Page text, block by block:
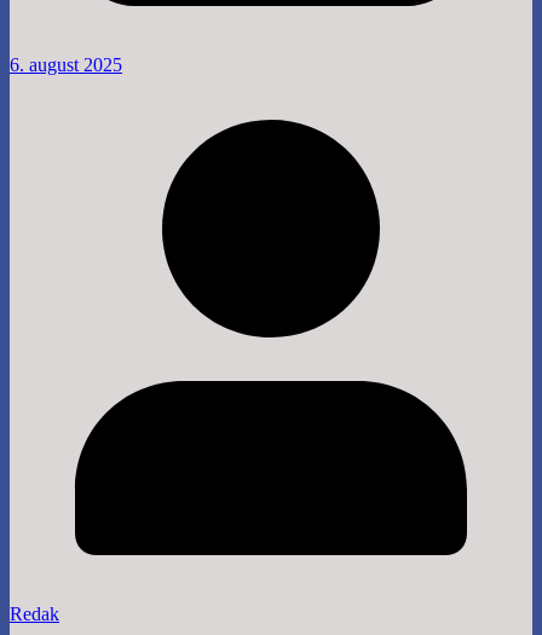
6. august 2025
Redak